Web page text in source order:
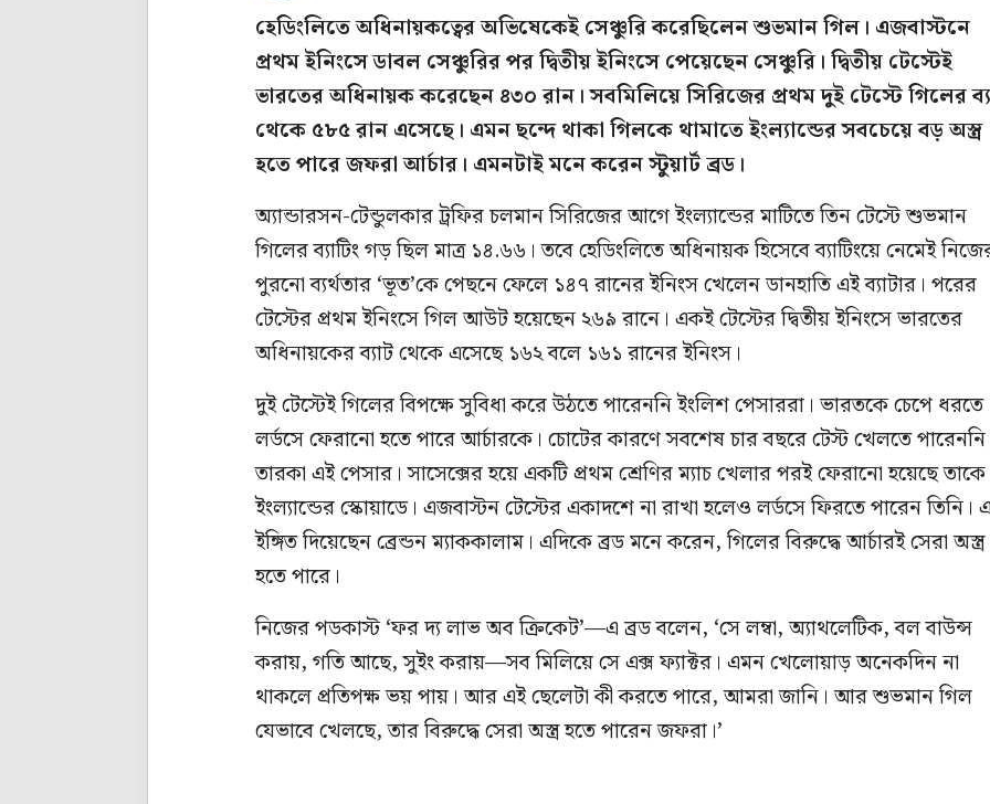
হেডিংলিতে অধিনায়কত্বের অভিষেকেই সেঞ্চুরি করেছিলেন শুভমান গিল। এজবাস্টনে
প্রথম ইনিংসে ডাবল সেঞ্চুরির পর দ্বিতীয় ইনিংসে পেয়েছেন সেঞ্চুরি। দ্বিতীয় টেস্টেই
ভারতের অধিনায়ক করেছেন ৪৩০ রান। সবমিলিয়ে সিরিজের প্রথম দুই টেস্টে গিলের
থেকে ৫৮৫ রান এসেছে। এমন ছন্দে থাকা গিলকে থামাতে ইংল্যান্ডের সবচেয়ে বড় অস্ত্র
হতে পারে জফরা আর্চার। এমনটাই মনে করেন স্টুয়ার্ট ব্রড।
অ্যান্ডারসন-টেন্ডুলকার ট্রফির চলমান সিরিজের আগে ইংল্যান্ডের মাটিতে তিন টেস্টে শুভমান
গিলের ব্যাটিং গড় ছিল মাত্র ১৪.৬৬। তবে হেডিংলিতে অধিনায়ক হিসেবে ব্যাটিংয়ে নেমেই
পুরনো ব্যর্থতার ‘ভূত’কে পেছনে ফেলে ১৪৭ রানের ইনিংস খেলেন ডানহাতি এই ব্যাটার। পরের
টেস্টের প্রথম ইনিংসে গিল আউট হয়েছেন ২৬৯ রানে। একই টেস্টের দ্বিতীয় ইনিংসে ভারতের
অধিনায়কের ব্যাট থেকে এসেছে ১৬২ বলে ১৬১ রানের ইনিংস।
দুই টেস্টেই গিলের বিপক্ষে সুবিধা করে উঠতে পারেননি ইংলিশ পেসাররা। ভারতকে চেপে ধরতে
লর্ডসে ফেরানো হতে পারে আর্চারকে। চোটের কারণে সবশেষ চার বছরে টেস্ট খেলতে পারেননি
তারকা এই পেসার। সাসেক্সের হয়ে একটি প্রথম শ্রেণির ম্যাচ খেলার পরই ফেরানো হয়েছে তাকে
ইংল্যান্ডের স্কোয়াডে। এজবাস্টন টেস্টের একাদশে না রাখা হলেও লর্ডসে ফিরতে পারেন তিনি।
ইঙ্গিত দিয়েছেন ব্রেন্ডন ম্যাককালাম। এদিকে ব্রড মনে করেন, গিলের বিরুদ্ধে আর্চারই সেরা অস্ত্র
হতে পারে।
নিজের পডকাস্ট ‘ফর দ্য লাভ অব ক্রিকেট’—এ ব্রড বলেন, ‘সে লম্বা, অ্যাথলেটিক, বল বাউন্স
করায়, গতি আছে, সুইং করায়—সব মিলিয়ে সে এক্স ফ্যাক্টর। এমন খেলোয়াড় অনেকদিন না
থাকলে প্রতিপক্ষ ভয় পায়। আর এই ছেলেটা কী করতে পারে, আমরা জানি। আর শুভমান গিল
যেভাবে খেলছে, তার বিরুদ্ধে সেরা অস্ত্র হতে পারেন জফরা।’